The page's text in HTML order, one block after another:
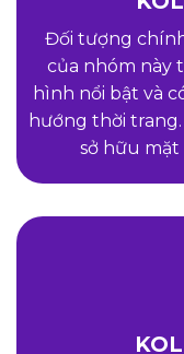
Đối tượng chính
của nhóm này
hình nổi bật và
hướng thời
sở hữu mặt